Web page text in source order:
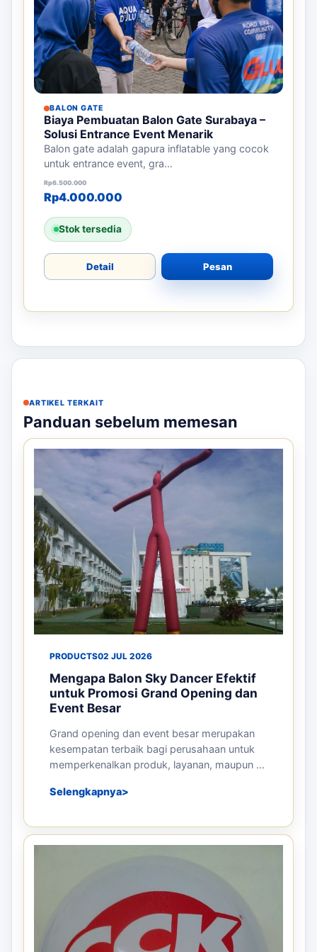
BALON GATE
Biaya Pembuatan Balon Gate Surabaya –
Solusi Entrance Event Menarik
Balon gate adalah gapura inflatable yang cocok
untuk entrance event, gra...
Rp6.500.000
Harga aslinya adalah: Rp6.500.000.
Rp4.000.000
Harga saat ini adalah: Rp4.000.000.
Stok tersedia
Detail Pesan
ARTIKEL TERKAIT
Panduan sebelum memesan
PRODUCTS02 JUL 2026
Mengapa Balon Sky Dancer Efektif
untuk Promosi Grand Opening dan
Event Besar
Grand opening dan event besar merupakan
kesempatan terbaik bagi perusahaan untuk
memperkenalkan produk, layanan, maupun ...
Selengkapnya